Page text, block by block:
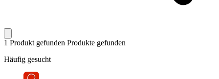
1 Produkt gefunden Produkte gefunden
Häufig gesucht